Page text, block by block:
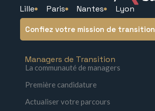
Lille Paris Nantes Lyon
Confiez votre mission de transition
Managers de Transition
La communauté de managers
Première candidature
Actualiser votre parcours